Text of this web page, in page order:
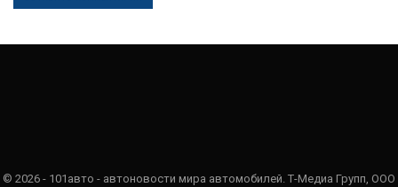
© 2026 - 101авто - автоновости мира автомобилей. Т-Медиа Групп, ООО